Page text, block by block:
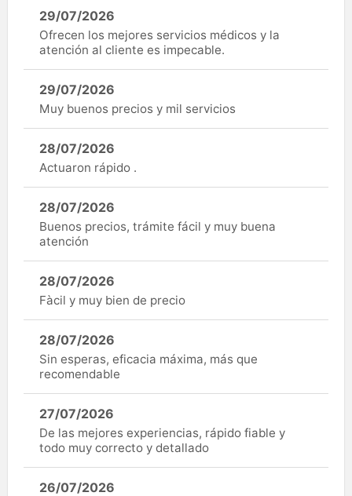
29/07/2026
Ofrecen los mejores servicios médicos y la
atención al cliente es impecable.
29/07/2026
Muy buenos precios y mil servicios
28/07/2026
Actuaron rápido .
28/07/2026
Buenos precios, trámite fácil y muy buena
atención
28/07/2026
Fàcil y muy bien de precio
28/07/2026
Sin esperas, eficacia máxima, más que
recomendable
27/07/2026
De las mejores experiencias, rápido fiable y
todo muy correcto y detallado
26/07/2026